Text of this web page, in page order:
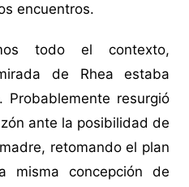
encuentros.
todo el contexto,
de Rhea estaba
resurgió
ante la posibilidad de
retomando el plan
concepción de